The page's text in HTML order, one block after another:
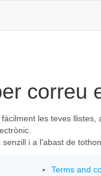
correu
les teves
i a l'abast de
Terms and